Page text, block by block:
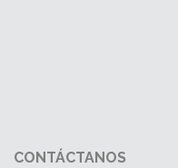
CONTÁCTANOS